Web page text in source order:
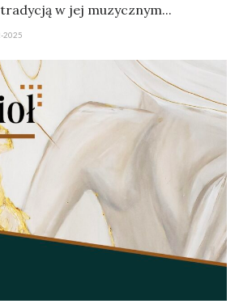
w jej muzycznym...
2025